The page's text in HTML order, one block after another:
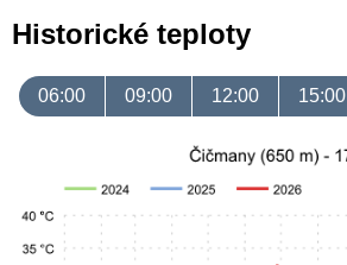
Historické teploty
06:00 09:00 12:00 15:00